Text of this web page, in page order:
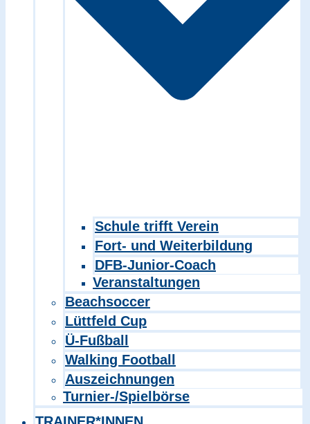
Schule trifft Verein
Fort- und Weiterbildung
DFB-Junior-Coach
Veranstaltungen
Beachsoccer
Lüttfeld Cup
Ü-Fußball
Walking Football
Auszeichnungen
Turnier-/Spielbörse